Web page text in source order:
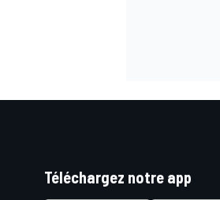
Téléchargez notre app